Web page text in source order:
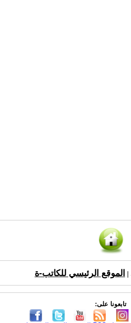
الموقع الرئيسي للكاتب-ة
تابعونا على: